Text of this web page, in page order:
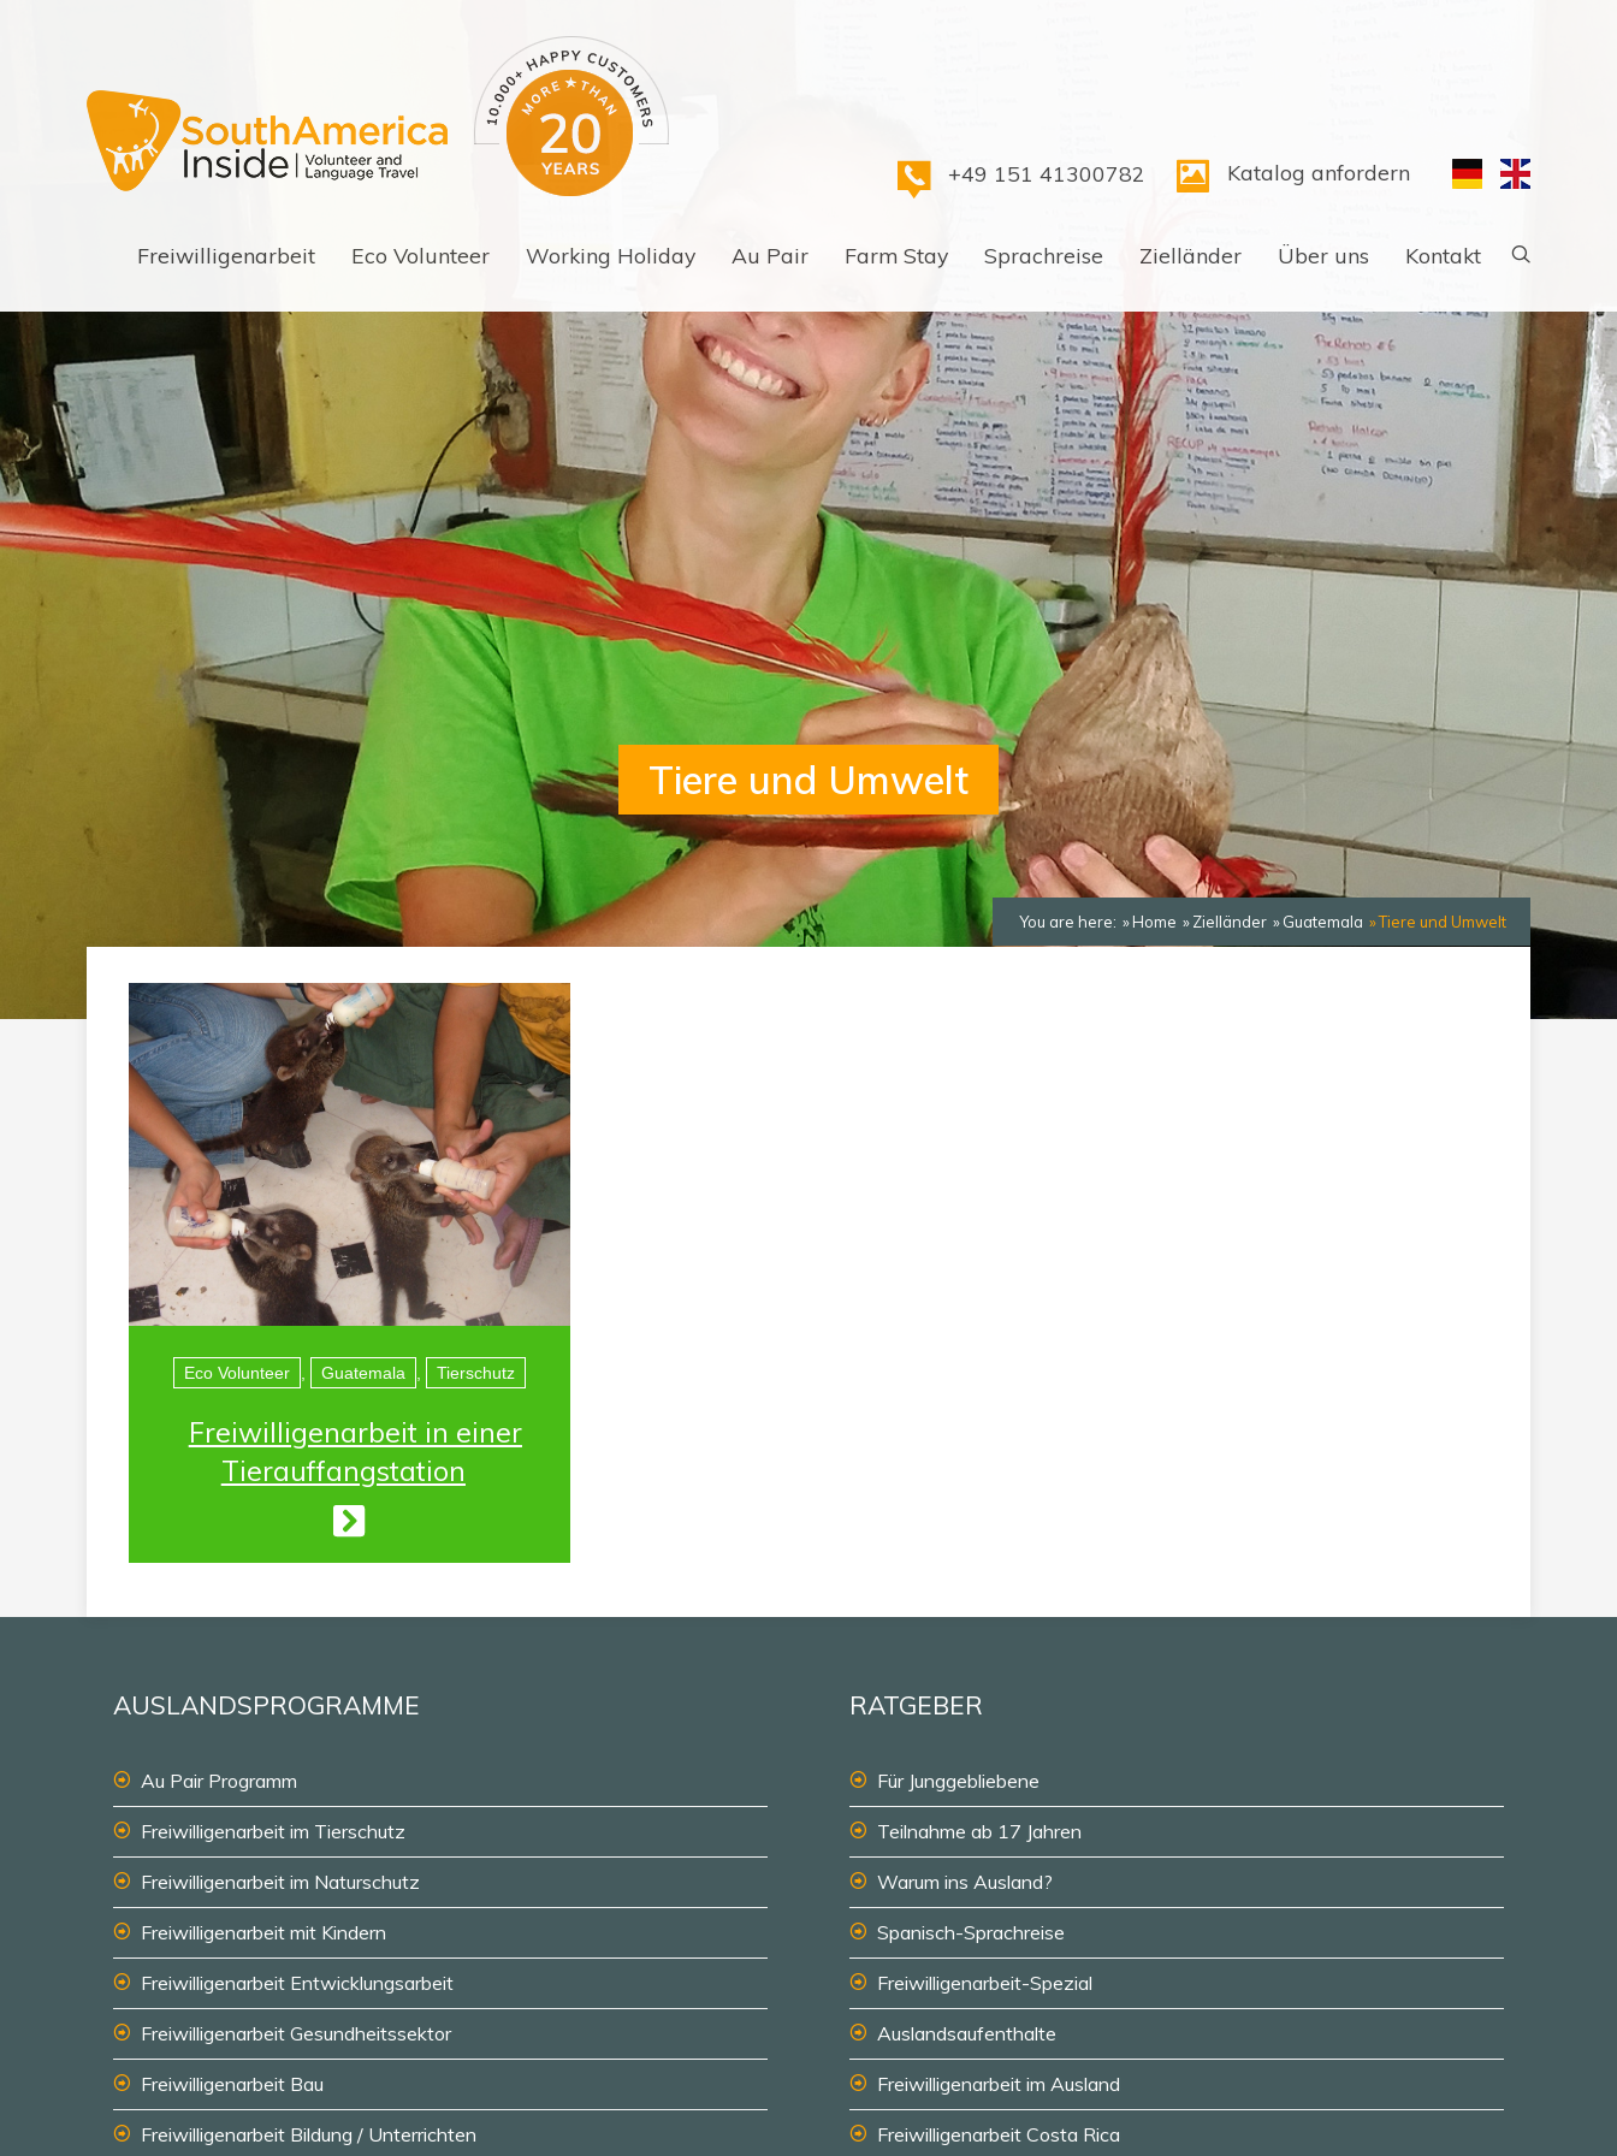
+49 151 41300782 Katalog anfordern
Freiwilligenarbeit Eco Volunteer Working Holiday Au Pair Farm Stay Sprachreise Zielländer Über uns Kontakt
Tiere und Umwelt
You are here: Home Zielländer Guatemala Tiere und Umwelt
Eco Volunteer Guatemala Tierschutz
Freiwilligenarbeit in einer
Tierauffangstation
AUSLANDSPROGRAMME
Au Pair Programm
Freiwilligenarbeit im Tierschutz
Freiwilligenarbeit im Naturschutz
Freiwilligenarbeit mit Kindern
Freiwilligenarbeit Entwicklungsarbeit
Freiwilligenarbeit Gesundheitssektor
Freiwilligenarbeit Bau
Freiwilligenarbeit Bildung / Unterrichten
RATGEBER
Für Junggebliebene
Teilnahme ab 17 Jahren
Warum ins Ausland?
Spanisch-Sprachreise
Freiwilligenarbeit-Spezial
Auslandsaufenthalte
Freiwilligenarbeit im Ausland
Freiwilligenarbeit Costa Rica